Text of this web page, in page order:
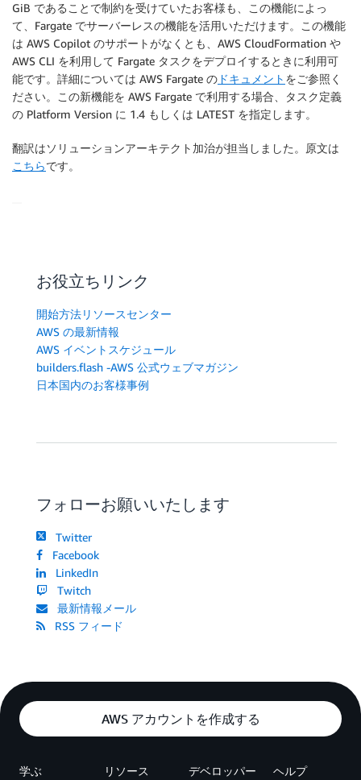
GiB であることで制約を受けていたお客様も、この機能によっ
て、Fargate でサーバーレスの機能を活用いただけます。この機能
は AWS Copilot のサポートがなくとも、AWS CloudFormation や
AWS CLI を利用して Fargate タスクをデプロイするときに利用可
能です。詳細については AWS Fargate の ドキュメント をご参照く
ださい。この新機能を AWS Fargate で利用する場合、タスク定義
の Platform Version に 1.4 もしくは LATEST を指定します。
翻訳はソリューションアーキテクト加治が担当しました。原文は
こちらです。
お役立ちリンク
開始方法リソースセンター
AWS の最新情報
AWS イベントスケジュール
builders.flash -AWS 公式ウェブマガジン
日本国内のお客様事例
フォローお願いいたします
Twitter
Facebook
LinkedIn
Twitch
最新情報メール
RSS フィード
AWS アカウントを作成する
学ぶ リソース デベロッパー ヘルプ